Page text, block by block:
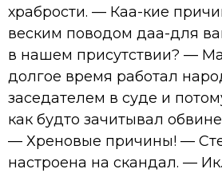
храбрости. — Каа-кие
веским поводом даа-для
в нашем присутствии? —
долгое время работал
заседателем в суде и
как будто зачитывал
— Хреновые причины! —
настроена на скандал. —